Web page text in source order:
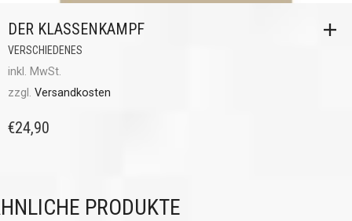
DER KLASSENKAMPF
VERSCHIEDENES
inkl. MwSt.
zzgl. Versandkosten
€24,90
PRODUKTE